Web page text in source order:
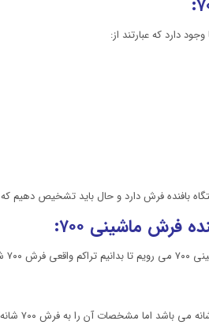
فرش ماشینی ۷۰۰:
است